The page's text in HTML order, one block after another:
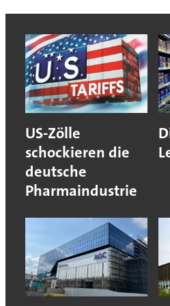
US-Zölle
schockieren die
deutsche
Pharmaindustrie